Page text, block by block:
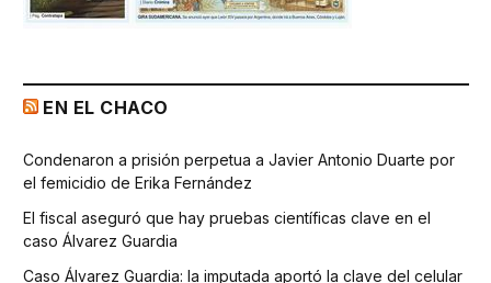
EN EL CHACO
Condenaron a prisión perpetua a Javier Antonio Duarte por
el femicidio de Erika Fernández
El fiscal aseguró que hay pruebas científicas clave en el
caso Álvarez Guardia
Caso Álvarez Guardia: la imputada aportó la clave del celular